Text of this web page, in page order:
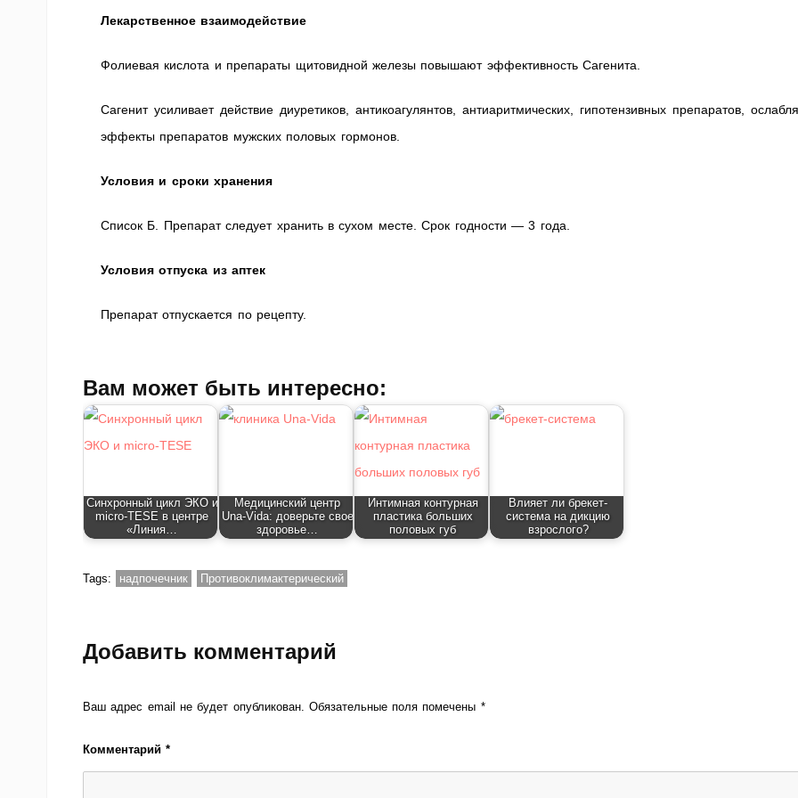
Лекарственное взаимодействие
Фолиевая кислота и препараты щитовидной железы повышают эффективность Сагенита.
Сагенит усиливает действие диуретиков, антикоагулянтов, антиаритмических, гипотензивных препаратов,
эффекты препаратов мужских половых гормонов.
Условия и сроки хранения
Список Б. Препарат следует хранить в сухом месте. Срок годности — 3 года.
Условия отпуска из аптек
Препарат отпускается по рецепту.
Вам может быть интересно:
Синхронный цикл ЭКО и
micro-TESE в центре
«Линия…
Медицинский центр
Una‑Vida: доверьте свое
здоровье…
Интимная контурная
пластика больших
половых губ
Влияет ли брекет-
система на дикцию
взрослого?
Tags: надпочечник Противоклимактерический
Добавить комментарий
Ваш адрес email не будет опубликован. Обязательные поля помечены *
Комментарий*